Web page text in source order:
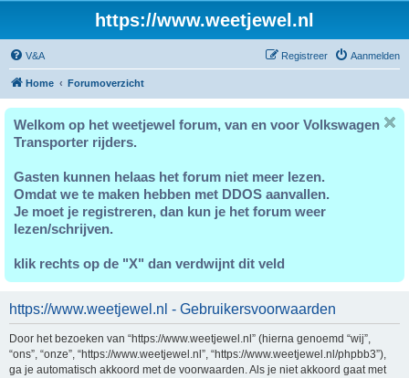
https://www.weetjewel.nl
V&A Aanmelden
Registreer
Home Forumoverzicht
Welkom op het weetjewel forum, van en voor Volkswagen
Transporter rijders.
Gasten kunnen helaas het forum niet meer lezen.
Omdat we te maken hebben met DDOS aanvallen.
Je moet je registreren, dan kun je het forum weer
lezen/schrijven.
klik rechts op de "X" dan verdwijnt dit veld
https://www.weetjewel.nl - Gebruikersvoorwaarden
Door het bezoeken van “https://www.weetjewel.nl” (hierna genoemd “wij”,
“ons”, “onze”, “https://www.weetjewel.nl”, “https://www.weetjewel.nl/phpbb3”),
ga je automatisch akkoord met de voorwaarden. Als je niet akkoord gaat met